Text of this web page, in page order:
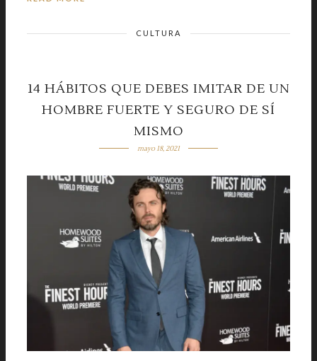
CULTURA
14 HÁBITOS QUE DEBES IMITAR DE UN
HOMBRE FUERTE Y SEGURO DE SÍ
MISMO
mayo 18, 2021